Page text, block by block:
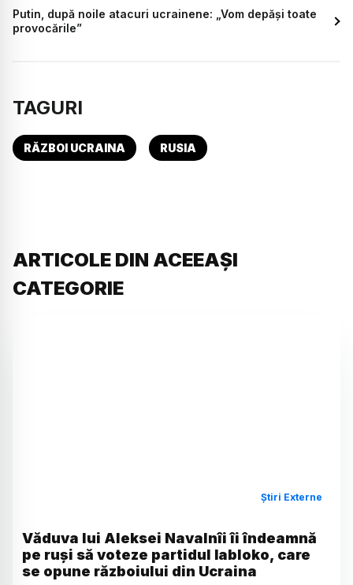
Putin, după noile atacuri ucrainene: „Vom depăși toate
provocările”
TAGURI
RĂZBOI UCRAINA RUSIA
ARTICOLE DIN ACEEAȘI
CATEGORIE
Știri Externe
Văduva lui Aleksei Navalnîi îi îndeamnă
pe ruși să voteze partidul Iabloko, care
se opune războiului din Ucraina